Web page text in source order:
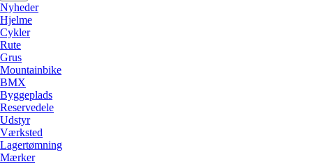
Nyheder
Hjelme
Cykler
Rute
Grus
Mountainbike
BMX
Byggeplads
Reservedele
Udstyr
Værksted
Lagertømning
Mærker